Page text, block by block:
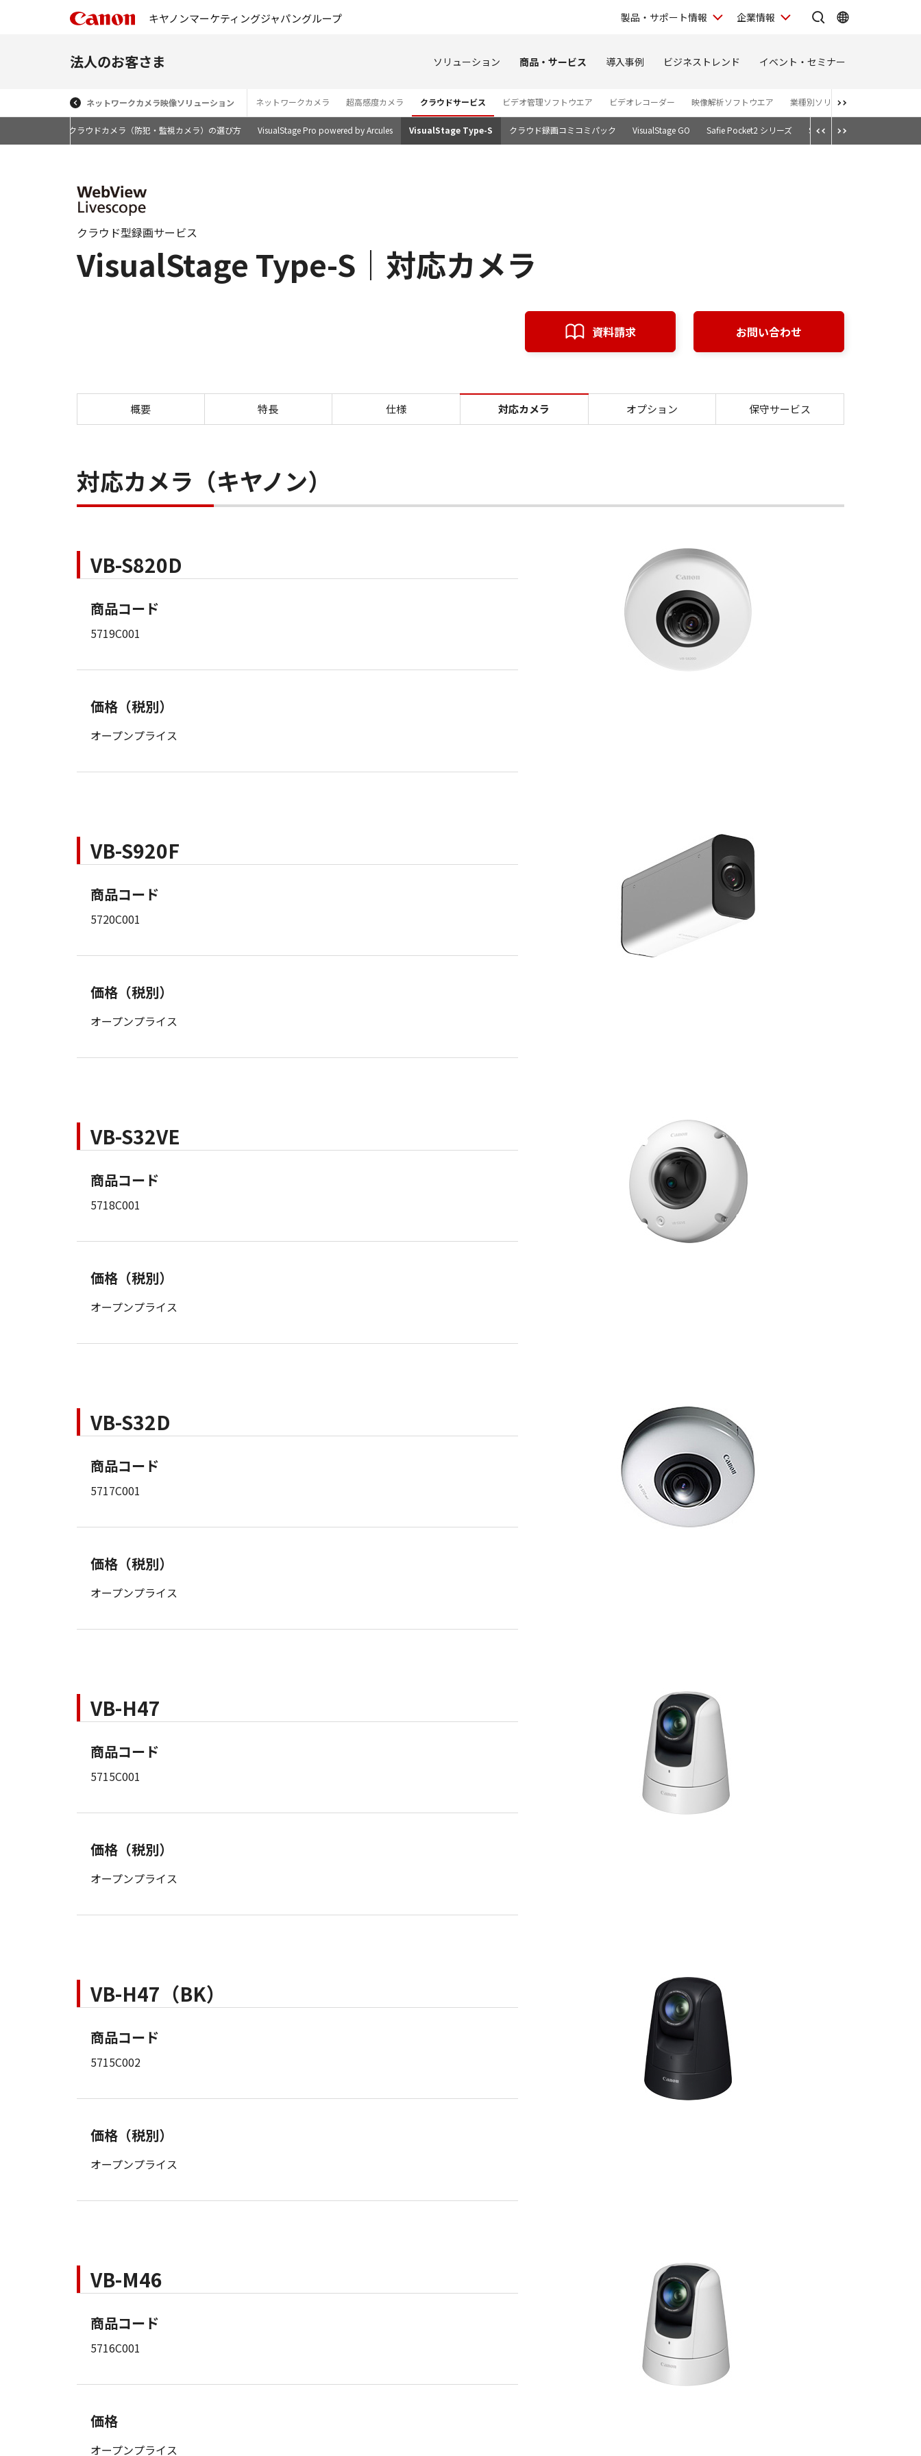
キヤノンマーケティングジャパングループ 製品・サポート情報 企業情報
法人のお客さま ソリューション 商品・サービス 導入事例 ビジネストレンド イベント・セミナー
ネットワークカメラ映像ソリューション ネットワークカメラ 超高感度カメラ クラウドサービス ビデオ管理ソフトウエア ビデオレコーダー 映像解析ソフトウエア 業種別ソリューションサイト
ロケーション別クラウドカメラ（防犯・監視カメラ）の選び方 VisualStage Pro powered by Arcules VisualStage Type-S クラウド録画コミコミパック VisualStage GO Safie Pocket2 シリーズ Safie GO
VisualStage Type-S｜対応カメラ
クラウド型録画サービス
資料請求 お問い合わせ
対応カメラ クラウド型録画サービス VisualStage Type-S
概要 特長 仕様 対応カメラ オプション 保守サービス
対応カメラ（キヤノン）
VB-S820D
商品コード
5719C001
価格（税別）
オープンプライス
VB-S920F
商品コード
5720C001
価格（税別）
オープンプライス
VB-S32VE
商品コード
5718C001
価格（税別）
オープンプライス
VB-S32D
商品コード
5717C001
価格（税別）
オープンプライス
VB-H47
商品コード
5715C001
価格（税別）
オープンプライス
VB-H47（BK）
商品コード
5715C002
価格（税別）
オープンプライス
VB-M46
商品コード
5716C001
価格
オープンプライス